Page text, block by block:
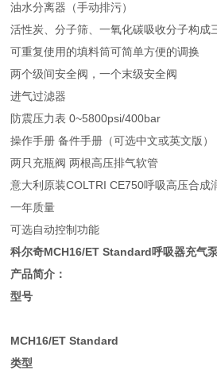
油水分离器（手动排污）
活性炭、分子筛、一氧化碳吸收分子构成
可重复使用的填料筒可简单方便的调换
两个级间安全阀，一个末级安全阀
进气过滤器
防震压力表 0~5800psi/400bar
操作手册 备件手册（可选中文或英文版）
两只充瓶阀 两根高压排气软管
意大利原装COLTRI CE750呼吸高压合成
一年质量
可选自动控制功能
科尔奇MCH16/ET Standard呼吸器充气
产品简介：
型号
MCH16/ET Standard
类型